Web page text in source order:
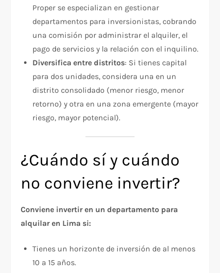
Proper se especializan en gestionar
departamentos para inversionistas, cobrando
una comisión por administrar el alquiler, el
pago de servicios y la relación con el inquilino.
Diversifica entre distritos: Si tienes capital
para dos unidades, considera una en un
distrito consolidado (menor riesgo, menor
retorno) y otra en una zona emergente (mayor
riesgo, mayor potencial).
¿Cuándo sí y cuándo
no conviene invertir?
Conviene invertir en un departamento para
alquilar en Lima si:
Tienes un horizonte de inversión de al menos
10 a 15 años.